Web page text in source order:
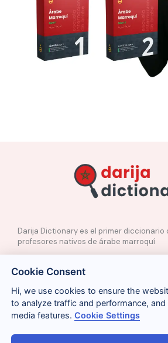
Darija Dictionary es el primer
profesores nativos de árabe marroquí
✉️ Contacto
📲Redes Sociales
🤝🏼Proponer palabras
Legal Cookies Privacidad
Cookie Consent
Hi, we use cookies to ensure the
to analyze traffic and performance,
media features.Cookie Settings